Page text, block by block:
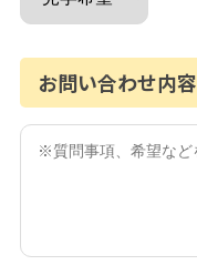
お問い合わせ内容